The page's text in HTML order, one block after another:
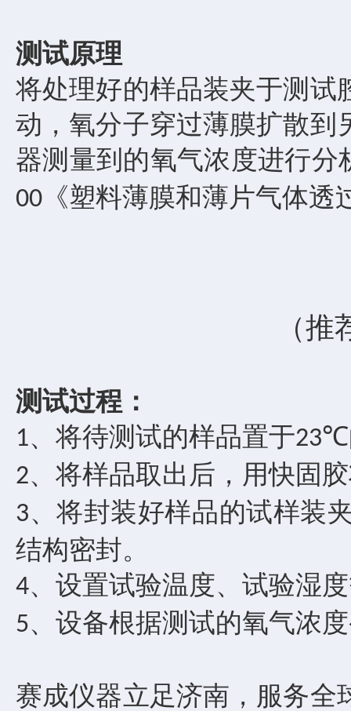
测试原理
将处理好的样品装夹于测试
动，氧分子穿过薄膜扩散到
器测量到的氧气浓度进行
00 《塑料薄膜和薄片气体
（推
测试过程：
1、将待测试的样品置于23℃
2、将样品取出后，用快固
3、将封装好样品的试样装
结构密封。
4、设置试验温度、试验湿
5、设备根据测试的氧气浓
赛成仪器立足济南，服务全